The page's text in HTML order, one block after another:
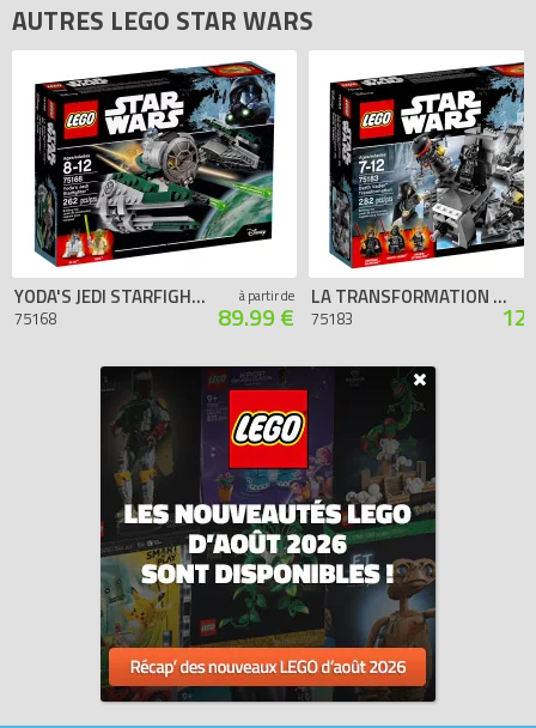
AUTRES LEGO STAR WARS
YODA'S JEDI STARFIGHTER
75168
à partir de
89.99 €
LA TRANSFORMATION DE DARK VADOR
75183